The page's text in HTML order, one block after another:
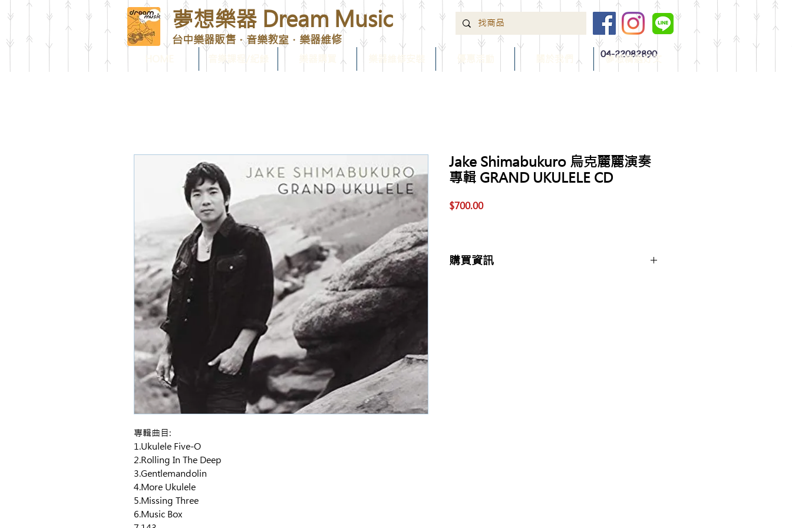
夢想樂器 Dream Music
台中樂器販售．音樂教室．樂器維修
04-22082890
音樂課程/紀錄 樂器購買 樂器維修安裝 關於我們 夢想精選好文
專輯曲目:
1.Ukulele Five-O
2.Rolling In The Deep
3.Gentlemandolin
4.More Ukulele
5.Missing Three
6.Music Box
Jake Shimabukuro 烏克麗麗演奏
專輯 GRAND UKULELE CD
$700.00價
購買資訊